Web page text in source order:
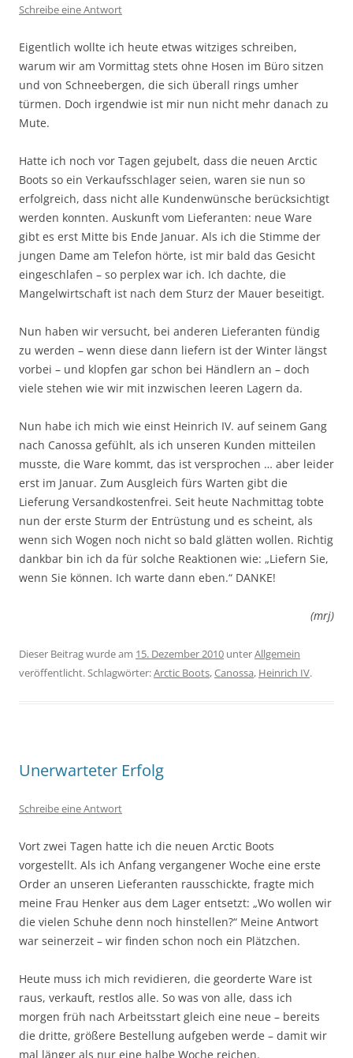
Schreibe eine Antwort
Eigentlich wollte ich heute etwas witziges schreiben,
warum wir am Vormittag stets ohne Hosen im Büro sitzen
und von Schneebergen, die sich überall rings umher
türmen. Doch irgendwie ist mir nun nicht mehr danach zu
Mute.
Hatte ich noch vor Tagen gejubelt, dass die neuen Arctic
Boots so ein Verkaufsschlager seien, waren sie nun so
erfolgreich, dass nicht alle Kundenwünsche berücksichtigt
werden konnten. Auskunft vom Lieferanten: neue Ware
gibt es erst Mitte bis Ende Januar. Als ich die Stimme der
jungen Dame am Telefon hörte, ist mir bald das Gesicht
eingeschlafen – so perplex war ich. Ich dachte, die
Mangelwirtschaft ist nach dem Sturz der Mauer beseitigt.
Nun haben wir versucht, bei anderen Lieferanten fündig
zu werden – wenn diese dann liefern ist der Winter längst
vorbei – und klopfen gar schon bei Händlern an – doch
viele stehen wie wir mit inzwischen leeren Lagern da.
Nun habe ich mich wie einst Heinrich IV. auf seinem Gang
nach Canossa gefühlt, als ich unseren Kunden mitteilen
musste, die Ware kommt, das ist versprochen … aber leider
erst im Januar. Zum Ausgleich fürs Warten gibt die
Lieferung Versandkostenfrei. Seit heute Nachmittag tobte
nun der erste Sturm der Entrüstung und es scheint, als
wenn sich Wogen noch nicht so bald glätten wollen. Richtig
dankbar bin ich da für solche Reaktionen wie: „Liefern Sie,
wenn Sie können. Ich warte dann eben.“ DANKE!
(mrj)
Dieser Beitrag wurde am 15. Dezember 2010 unterAllgemein
veröffentlicht. Schlagwörter:Arctic Boots,Canossa, Heinrich IV.
Unerwarteter Erfolg
Schreibe eine Antwort
Vort zwei Tagen hatte ich die neuen Arctic Boots
vorgestellt. Als ich Anfang vergangener Woche eine erste
Order an unseren Lieferanten rausschickte, fragte mich
meine Frau Henker aus dem Lager entsetzt: „Wo wollen wir
die vielen Schuhe denn noch hinstellen?“ Meine Antwort
war seinerzeit – wir finden schon noch ein Plätzchen.
Heute muss ich mich revidieren, die georderte Ware ist
raus, verkauft, restlos alle. So was von alle, dass ich
morgen früh nach Arbeitsstart gleich eine neue – bereits
die dritte, größere Bestellung aufgeben werde – damit wir
mal länger als nur eine halbe Woche reichen.